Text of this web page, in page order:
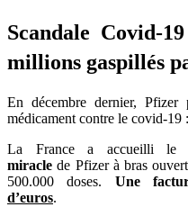
Scandale Covid-
millions gaspillés
En décembre dernier, Pfizer
médicament contre le covid-19 :
La France a accueilli le
miraclede Pfizer à bras
500.000 doses. Une
d’euros.